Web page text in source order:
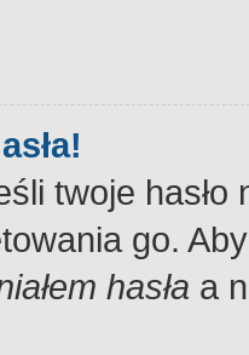
twoje
go.
hasła a